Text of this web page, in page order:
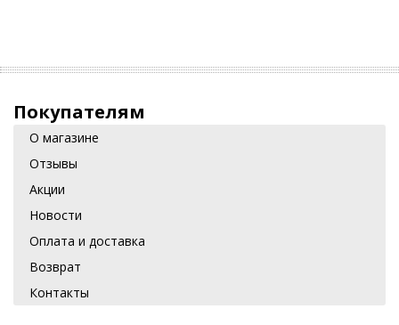
Покупателям
О магазине
Отзывы
Акции
Новости
Оплата и доставка
Возврат
Контакты